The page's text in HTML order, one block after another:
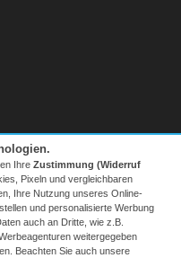
twitter
Ihre Zustimmung (Widerruf
Pixeln und vergleichbaren
Ihre Nutzung unseres Online-
und personalisierte Werbung
auch an Dritte, wie z.B.
weitergegeben
Beachten Sie auch unsere